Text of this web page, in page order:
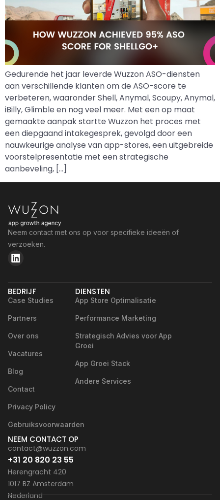
Gedurende het jaar leverde Wuzzon ASO-diensten
aan verschillende klanten om de ASO-score te
verbeteren, waaronder Shell, Anymal, Scoupy, Anymal,
iBilly, Glimble en nog veel meer. Met een op maat
gemaakte aanpak startte Wuzzon het proces met
een diepgaand intakegesprek, gevolgd door een
nauwkeurige analyse van app-stores, een uitgebreide
voorstelpresentatie met een strategische
aanbeveling, […]
Neem contact met ons op voor specifieke ideeën of
verzoeken.
BEDRIJF
Case Studies
Partners
Over ons
Vacatures
Blog
Contact
Privacy Policy
Gebruiksvoorwaarden
DIENSTEN
App Store Optimalisatie
Performance Marketing
Strategisch Advies voor App
Groei
App Groei Stack
Andere Services
NEEM CONTACT OP
contact@wuzzon.com
+31 20 820 23 55
Herengracht 420
1017 BZ Amsterdam
Nederland